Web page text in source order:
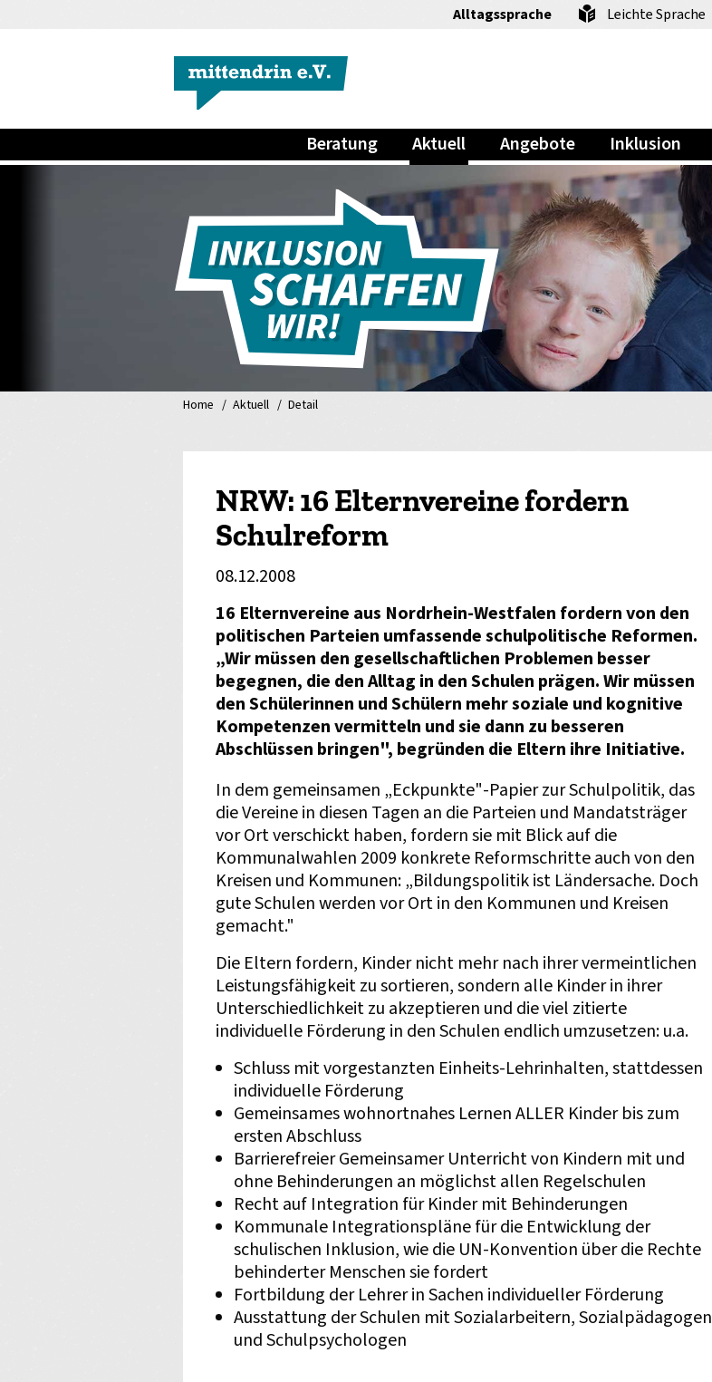
Alltagssprache Leichte Sprache
Beratung Aktuell Angebote Inklusion
Home Aktuell Detail
NRW: 16 Elternvereine fordern
Schulreform
08.12.2008
16 Elternvereine aus Nordrhein-Westfalen fordern von den
politischen Parteien umfassende schulpolitische Reformen.
„Wir müssen den gesellschaftlichen Problemen besser
begegnen, die den Alltag in den Schulen prägen. Wir müssen
den Schülerinnen und Schülern mehr soziale und kognitive
Kompetenzen vermitteln und sie dann zu besseren
Abschlüssen bringen", begründen die Eltern ihre Initiative.
In dem gemeinsamen „Eckpunkte"-Papier zur Schulpolitik, das
die Vereine in diesen Tagen an die Parteien und Mandatsträger
vor Ort verschickt haben, fordern sie mit Blick auf die
Kommunalwahlen 2009 konkrete Reformschritte auch von den
Kreisen und Kommunen: „Bildungspolitik ist Ländersache. Doch
gute Schulen werden vor Ort in den Kommunen und Kreisen
gemacht."
Die Eltern fordern, Kinder nicht mehr nach ihrer vermeintlichen
Leistungsfähigkeit zu sortieren, sondern alle Kinder in ihrer
Unterschiedlichkeit zu akzeptieren und die viel zitierte
individuelle Förderung in den Schulen endlich umzusetzen: u.a.
Schluss mit vorgestanzten Einheits-Lehrinhalten, stattdessen
individuelle Förderung
Gemeinsames wohnortnahes Lernen ALLER Kinder bis zum
ersten Abschluss
Barrierefreier Gemeinsamer Unterricht von Kindern mit und
ohne Behinderungen an möglichst allen Regelschulen
Recht auf Integration für Kinder mit Behinderungen
Kommunale Integrationspläne für die Entwicklung der
schulischen Inklusion, wie die UN-Konvention über die Rechte
behinderter Menschen sie fordert
Fortbildung der Lehrer in Sachen individueller Förderung
Ausstattung der Schulen mit Sozialarbeitern, Sozialpädagogen
und Schulpsychologen